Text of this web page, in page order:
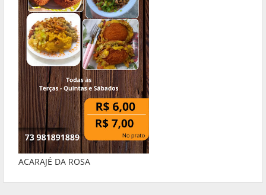
ACARAJÉ DA ROSA